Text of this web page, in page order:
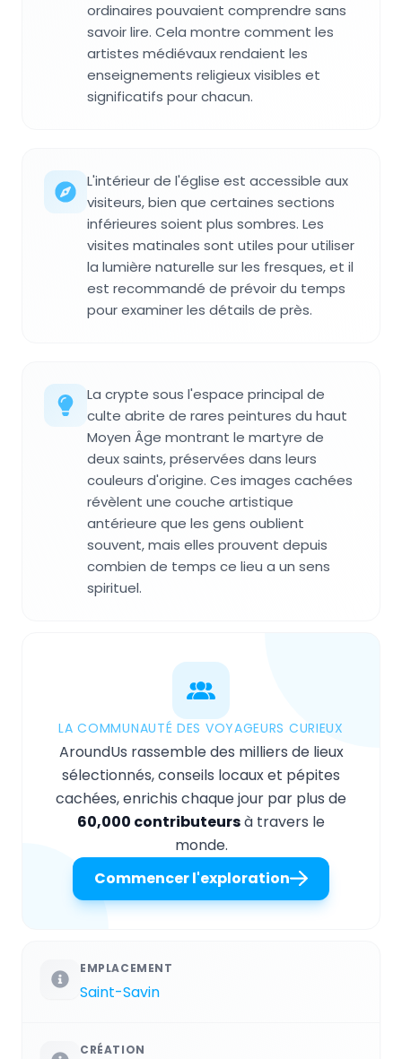
ordinaires pouvaient comprendre sans
savoir lire. Cela montre comment les
artistes médiévaux rendaient les
enseignements religieux visibles et
significatifs pour chacun.
L'intérieur de l'église est accessible aux
visiteurs, bien que certaines sections
inférieures soient plus sombres. Les
visites matinales sont utiles pour utiliser
la lumière naturelle sur les fresques, et il
est recommandé de prévoir du temps
pour examiner les détails de près.
La crypte sous l'espace principal de
culte abrite de rares peintures du haut
Moyen Âge montrant le martyre de
deux saints, préservées dans leurs
couleurs d'origine. Ces images cachées
révèlent une couche artistique
antérieure que les gens oublient
souvent, mais elles prouvent depuis
combien de temps ce lieu a un sens
spirituel.
LA COMMUNAUTÉ DES VOYAGEURS CURIEUX
AroundUs rassemble des milliers de lieux
sélectionnés, conseils locaux et pépites
cachées, enrichis chaque jour par plus de
60,000 contributeursà travers le
monde.
Commencer l'exploration
EMPLACEMENT
Saint-Savin
CRÉATION